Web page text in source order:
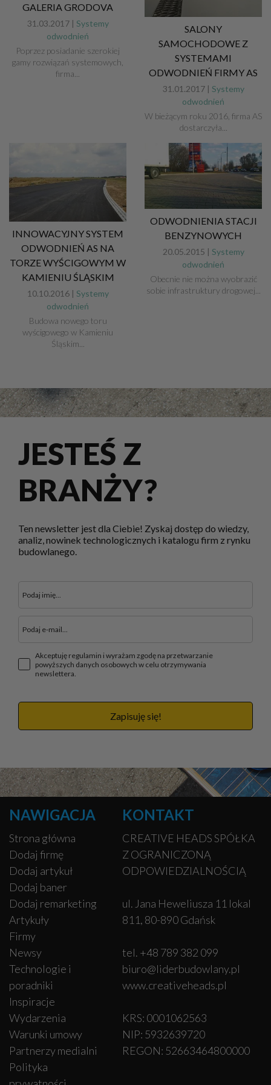
GALERIA GRODOVA
31.03.2017 | Systemy
odwodnień
Poprzez posiadanie szerokiej
gamy rozwiązań systemowych,
firma...
SALONY
SAMOCHODOWE Z
SYSTEMAMI
ODWODNIEŃ FIRMY AS
31.01.2017 | Systemy
odwodnień
W bieżącym roku 2016, firma AS
dostarczyła...
INNOWACYJNY SYSTEM
ODWODNIEŃ AS NA
TORZE WYŚCIGOWYM W
KAMIENIU ŚLĄSKIM
10.10.2016 | Systemy
odwodnień
Budowa nowego toru
wyścigowego w Kamieniu
Śląskim...
ODWODNIENIA STACJI
BENZYNOWYCH
20.05.2015 | Systemy
odwodnień
Obecnie nie można wyobrazić
sobie infrastruktury drogowej...
JESTEŚ Z
BRANŻY?
Ten newsletter jest dla Ciebie! Zyskaj dostęp do wiedzy,
analiz, nowinek technologicznych i katalogu firm z rynku
budowlanego.
Akceptuję regulamin i wyrażam zgodę na przetwarzanie
powyższych danych osobowych w celu otrzymywania
newslettera.
Zapisuję się!
NAWIGACJA
Strona główna
Dodaj firmę
Dodaj artykuł
Dodaj baner
Dodaj remarketing
Artykuły
Firmy
Newsy
Technologie i
poradniki
Inspiracje
Wydarzenia
Warunki umowy
Partnerzy medialni
Polityka
KONTAKT
CREATIVE HEADS SPÓŁKA
Z OGRANICZONĄ
ODPOWIEDZIALNOŚCIĄ
ul. Jana Heweliusza 11 lokal
811, 80-890 Gdańsk
tel. +48 789 382 099
biuro@liderbudowlany.pl
www.creativeheads.pl
KRS: 0001062563
NIP: 5932639720
REGON: 52663464800000